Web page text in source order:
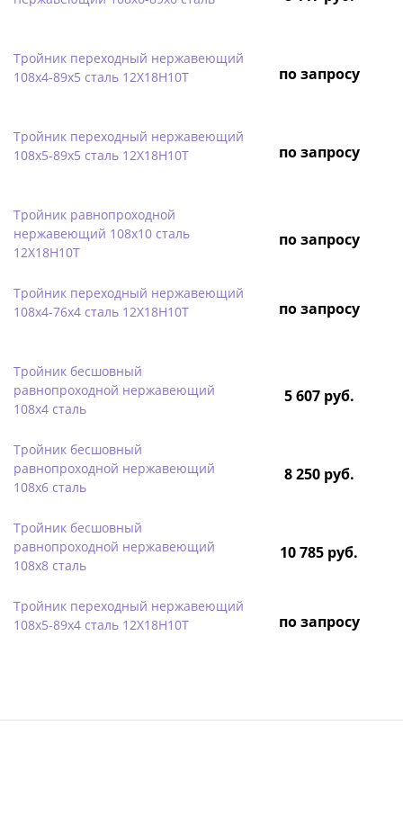
Тройник переходный нержавеющий
108х4-89х5 сталь 12Х18Н10Т
по запросу
Тройник переходный нержавеющий
108х5-89х5 сталь 12Х18Н10Т
по запросу
Тройник равнопроходной
нержавеющий 108х10 сталь
12Х18Н10Т
по запросу
Тройник переходный нержавеющий
108х4-76х4 сталь 12Х18Н10Т
по запросу
Тройник бесшовный
равнопроходной нержавеющий
108х4 сталь
5 607 руб.
Тройник бесшовный
равнопроходной нержавеющий
108х6 сталь
8 250 руб.
Тройник бесшовный
равнопроходной нержавеющий
108х8 сталь
10 785 руб.
Тройник переходный нержавеющий
108х5-89х4 сталь 12Х18Н10Т
по запросу